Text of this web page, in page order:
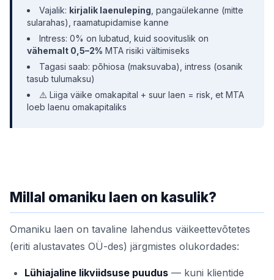
Vajalik: kirjalik laenuleping , pangaülekanne (mitte
sularahas), raamatupidamise kanne
Intress: 0% on lubatud, kuid soovituslik on
vähemalt 0,5–2% MTA risiki vältimiseks
Tagasi saab: põhiosa (maksuvaba), intress (osanik
tasub tulumaksu)
⚠️ Liiga väike omakapital + suur laen = risk, et MTA
loeb laenu omakapitaliks
Millal omaniku laen on kasulik?
Omaniku laen on tavaline lahendus väikeettevõtetes
(eriti alustavates OÜ-des) järgmistes olukordades:
Lühiajaline likviidsuse puudus — kuni klientide